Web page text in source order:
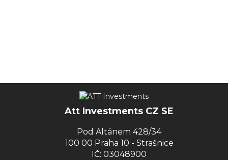
Att Investments CZ SE
Pod Altánem 428/34
100 00 Praha 10 - Strašnice
IČ: 03048900